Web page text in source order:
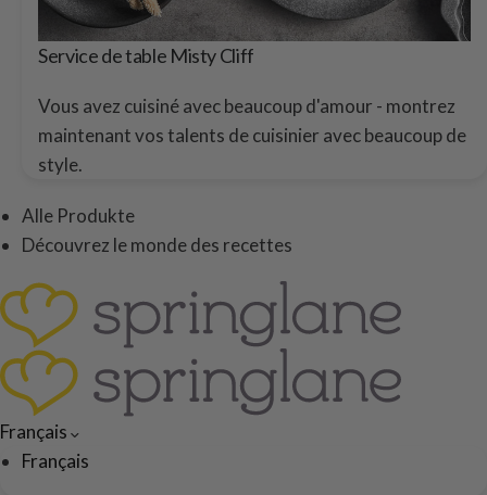
Service de table Misty Cliff
Vous avez cuisiné avec beaucoup d'amour - montrez
maintenant vos talents de cuisinier avec beaucoup de
style.
Alle Produkte
Découvrez le monde des recettes
Français
Français